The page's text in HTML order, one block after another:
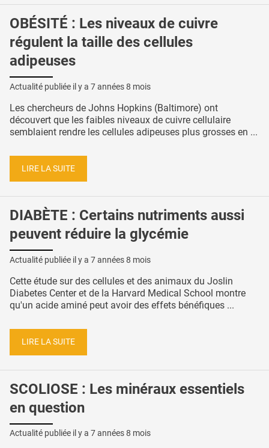
OBÉSITÉ : Les niveaux de cuivre
régulent la taille des cellules
adipeuses
Actualité publiée il y a 7 années 8 mois
Les chercheurs de Johns Hopkins (Baltimore) ont
découvert que les faibles niveaux de cuivre cellulaire
semblaient rendre les cellules adipeuses plus grosses en ...
LIRE LA SUITE
DIABÈTE : Certains nutriments aussi
peuvent réduire la glycémie
Actualité publiée il y a 7 années 8 mois
Cette étude sur des cellules et des animaux du Joslin
Diabetes Center et de la Harvard Medical School montre
qu'un acide aminé peut avoir des effets bénéfiques ...
LIRE LA SUITE
SCOLIOSE : Les minéraux essentiels
en question
Actualité publiée il y a 7 années 8 mois